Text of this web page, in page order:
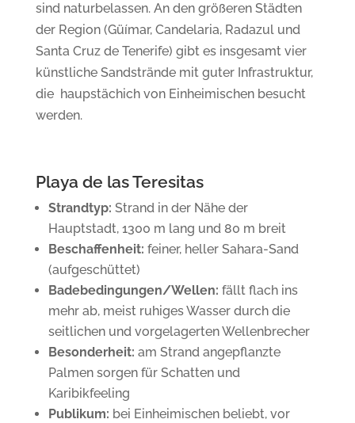
sind naturbelassen. An den größeren Städten
der Region (Güímar, Candelaria, Radazul und
Santa Cruz de Tenerife) gibt es insgesamt vier
künstliche Sandstrände mit guter Infrastruktur,
die haupstächich von Einheimischen besucht
werden.
Playa de las Teresitas
Strandtyp: Strand in der Nähe der
Hauptstadt, 1300 m lang und 80 m breit
Beschaffenheit: feiner, heller Sahara-Sand
(aufgeschüttet)
Badebedingungen/Wellen: fällt flach ins
mehr ab, meist ruhiges Wasser durch die
seitlichen und vorgelagerten Wellenbrecher
Besonderheit: am Strand angepflanzte
Palmen sorgen für Schatten und
Karibikfeeling
Publikum: bei Einheimischen beliebt, vor